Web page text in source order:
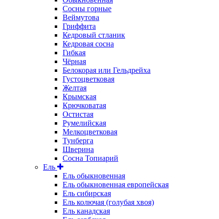
Сосны горные
Веймутова
Гриффита
Кедровый стланик
Кедровая сосна
Гибкая
Чёрная
Белокорая или Гельдрейха
Густоцветковая
Желтая
Крымская
Крючковатая
Остистая
Румелийская
Мелкоцветковая
Тунберга
Шверина
Сосна Топиарий
Ель
Ель обыкновенная
Ель обыкновенная европейская
Ель сибирская
Ель колючая (голубая хвоя)
Ель канадская